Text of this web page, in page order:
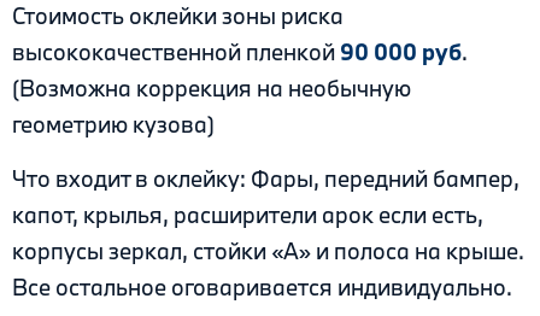
Стоимость оклейки зоны риска
высококачественной пленкой 90 000 руб.
(Возможна коррекция на необычную
геометрию кузова)
Что входит в оклейку: Фары, передний бампер,
капот, крылья, расширители арок если есть,
корпусы зеркал, стойки «А» и полоса на крыше.
Все остальное оговаривается индивидуально.